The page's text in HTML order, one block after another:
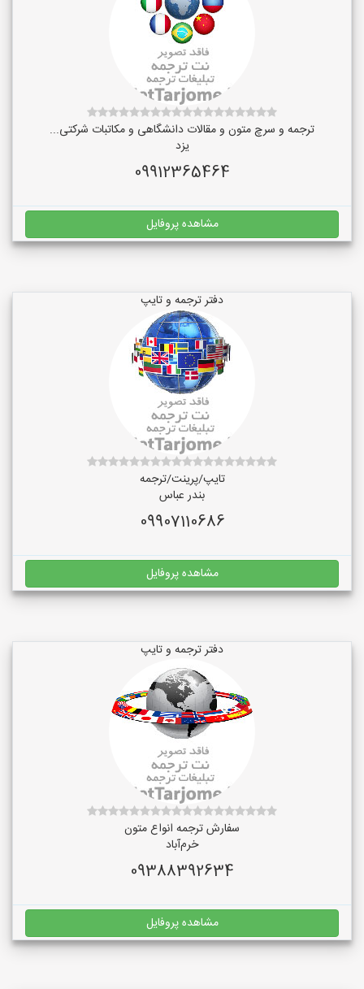
ترجمه و سرچ متون و مقالات دانشگاهی و مکاتبات شرکتی...
یزد
09912365464
مشاهده پروفایل
دفتر ترجمه و تایپ
تایپ/پرینت/ترجمه
بندر عباس
09907110686
مشاهده پروفایل
دفتر ترجمه و تایپ
سفارش ترجمه انواع متون
خرم‌آباد
09388392634
مشاهده پروفایل